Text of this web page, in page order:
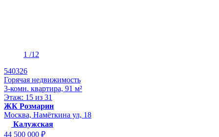
1 /12
540326
Горячая недвижимость
3-комн. квартира, 91 м²
Этаж: 15 из 31
ЖК Розмарин
Москва, Намёткина ул, 18
Калужская
44 500 000 ₽